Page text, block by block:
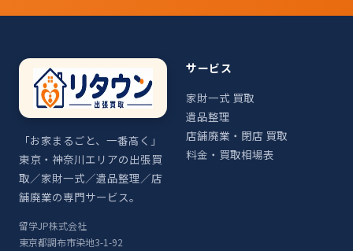
「お家まるごと、一番高く」
東京・神奈川エリアの出張買
取／家財一式／遺品整理／店
舗廃業の専門サービス。
留学JP株式会社
東京都調布市染地3-1-92
サービス
家財一式 買取
遺品整理
店舗廃業・閉店 買取
料金・買取相場表